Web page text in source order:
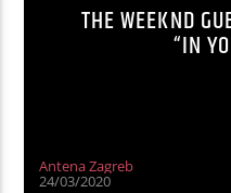
THE WEEKND
“IN
Antena Zagreb
24/03/2020